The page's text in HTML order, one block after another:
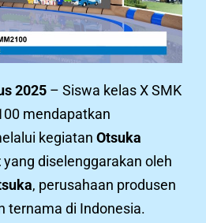
2025 – Siswa kelas X SMK
mendapatkan
kegiatan Otsuka
yang diselenggarakan oleh
, perusahaan produsen
ternama di Indonesia.